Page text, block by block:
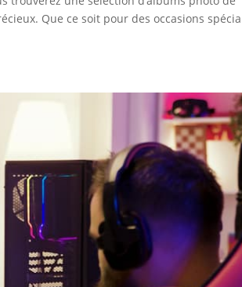
Que ce soit pour des occasions